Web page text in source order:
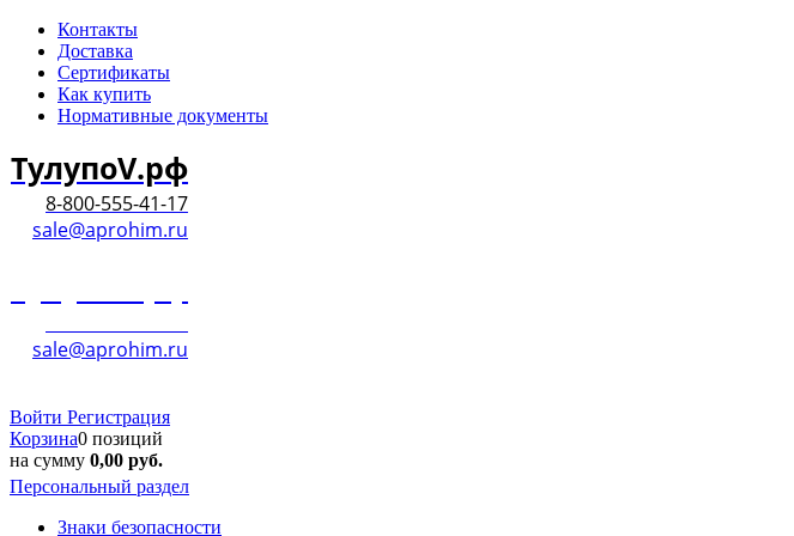
Контакты
Доставка
Сертификаты
Как купить
Нормативные документы
ТулупоV.рф
8-800-555-41-17
sale@aprohim.ru
sale@aprohim.ru
Войти Регистрация
Корзина0 позиций
на сумму 0,00 руб.
Персональный раздел
Знаки безопасности